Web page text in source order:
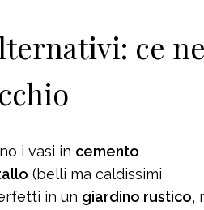
ce
i vasi in cemento
(belli ma caldissimi
in un giardino rustico,